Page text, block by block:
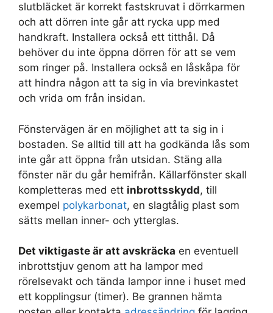
slutbläcket är korrekt fastskruvat i dörrkarmen
och att dörren inte går att rycka upp med
handkraft. Installera också ett titthål. Då
behöver du inte öppna dörren för att se vem
som ringer på. Installera också en låskåpa för
att hindra någon att ta sig in via brevinkastet
och vrida om från insidan.
Fönstervägen är en möjlighet att ta sig in i
bostaden. Se alltid till att ha godkända lås som
inte går att öppna från utsidan. Stäng alla
fönster när du går hemifrån. Källarfönster skall
kompletteras med ett inbrottsskydd, till
exempel polykarbonat, en slagtålig plast som
sätts mellan inner- och ytterglas.
Det viktigaste är att avskräcka en eventuell
inbrottstjuv genom att ha lampor med
rörelsevakt och tända lampor inne i huset med
ett kopplingsur (timer). Be grannen hämta